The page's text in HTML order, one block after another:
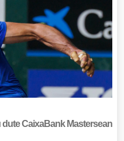
CaixaBank Mastersean